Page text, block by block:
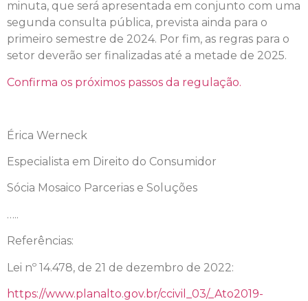
minuta, que será apresentada em conjunto com uma
segunda consulta pública, prevista ainda para o
primeiro semestre de 2024. Por fim, as regras para o
setor deverão ser finalizadas até a metade de 2025.
Confirma os próximos passos da regulação.
Érica Werneck
Especialista em Direito do Consumidor
Sócia Mosaico Parcerias e Soluções
…..
Referências:
Lei nº 14.478, de 21 de dezembro de 2022:
https://www.planalto.gov.br/ccivil_03/_Ato2019-